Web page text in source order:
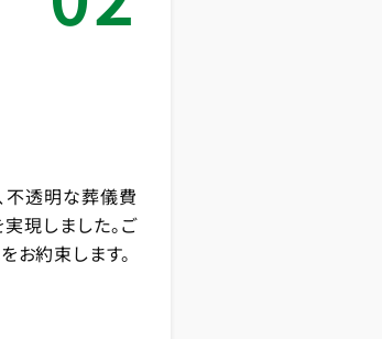
不透明な葬儀費
現しました。ご
お約束します。